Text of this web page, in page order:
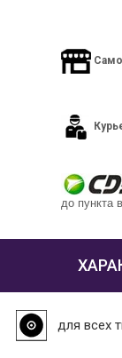
до пункта
для всех